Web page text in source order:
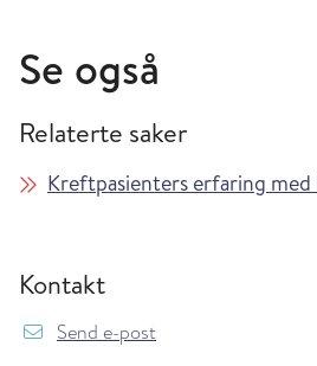
Se også
Relaterte saker
Kreftpasienters erfaring med
Kontakt
Send e-post